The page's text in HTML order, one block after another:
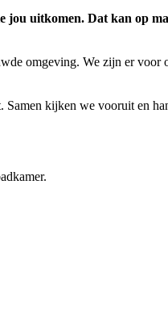
uitkomen. Dat kan op
omgeving. We zijn er voor
Samen kijken we vooruit en